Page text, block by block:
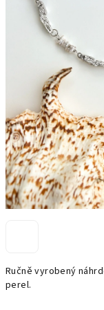
Ručně vyrobený
perel.